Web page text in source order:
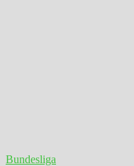
Bundesliga